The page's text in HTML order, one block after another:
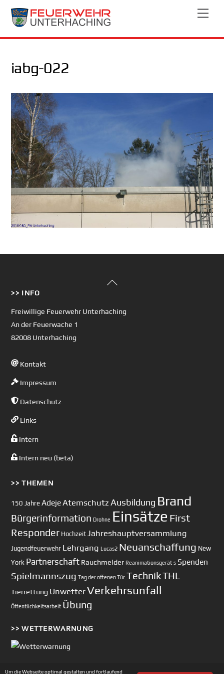
Skip
iabg-022
Back
>> INFO
Freiwillige Feuerwehr Unterhaching
An der Feuerwache 1
82008 Unterhaching
Kontakt
Impressum
Datenschutz
Links
Intern
Intern neu (beta)
>> THEMEN
150 Jahre AdejeAtemschutz Ausbildung Brand
Bürgerinformation Drohne Einsätze First
Responder Hochzeit Jahreshauptversammlung
Jugendfeuerwehr Lehrgang Lucas2 Neuanschaffung New
York Partnerschaft Rauchmelder Reanimationsgerät s Spenden
Spielmannszug Tag der offenen Tür TechnikTHL
Tierrettung UnwetterVerkehrsunfall
Öffentlichkeitsarbeit Übung
>> WETTERWARNUNG
Um die Webseite optimal gestalten und fortlaufend